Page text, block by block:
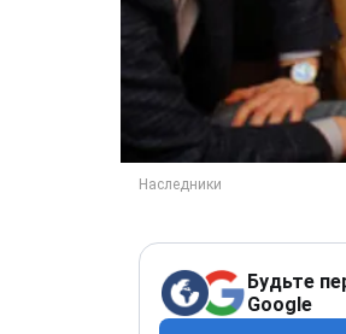
Будьте
Google